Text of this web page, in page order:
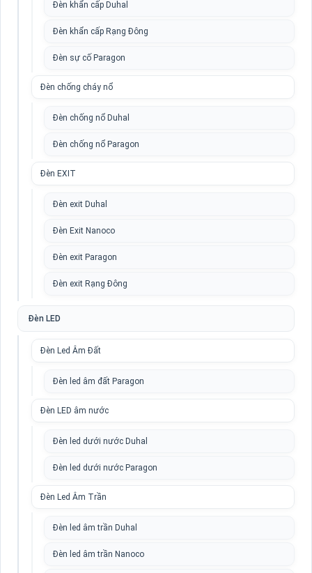
Đèn khẩn cấp Duhal
Đèn khẩn cấp Rạng Đông
Đèn sự cố Paragon
Đèn chống cháy nổ
Đèn chống nổ Duhal
Đèn chống nổ Paragon
Đèn EXIT
Đèn exit Duhal
Đèn Exit Nanoco
Đèn exit Paragon
Đèn exit Rạng Đông
Đèn LED
Đèn Led Âm Đất
Đèn led âm đất Paragon
Đèn LED âm nước
Đèn led dưới nước Duhal
Đèn led dưới nước Paragon
Đèn Led Âm Trần
Đèn led âm trần Duhal
Đèn led âm trần Nanoco